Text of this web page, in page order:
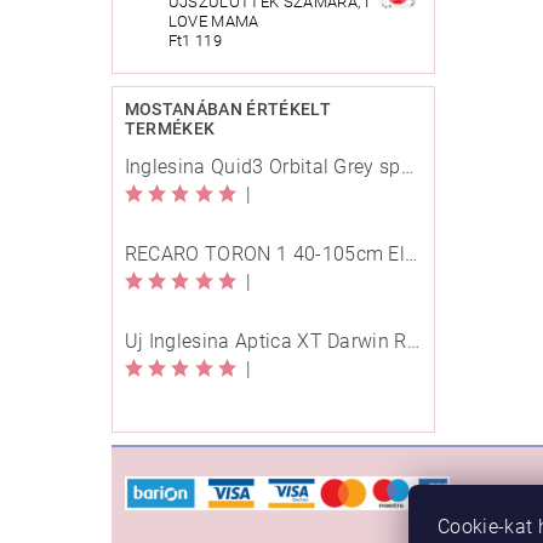
LOVE MAMA
Ft1 119
MOSTANÁBAN ÉRTÉKELT
TERMÉKEK
Inglesina Quid3 Orbital Grey sport babakocsi
RECARO TORON 1 40-105cm Elegant Beige
Új Inglesina Aptica XT Darwin Recline Evo 4in1 Himalaya Blue multifunkciós babakocsi
Cookie-kat